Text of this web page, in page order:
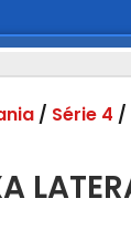
/ Série 4 /